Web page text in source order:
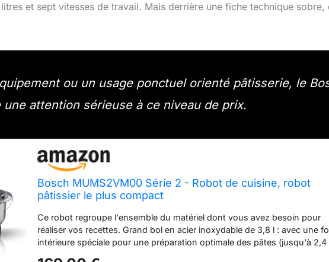
et sept vitesses de travail. Mais derrière une fiche technique sobre,
ou un usage ponctuel orienté pâtisserie, le
attention sérieuse à ce niveau de prix.
Bosch MUMS2VM00 Série 2 - Robot de cuisine, robot
pâtissier le plus compact
Ce robot regroupe l'ensemble du matériel dont vous avez besoin pour
réaliser vos recettes. Grand bol en acier inoxydable de 3,8 l : avec une
intérieure spéciale pour une préparation optimale des pâtes (jusqu'à 2,4